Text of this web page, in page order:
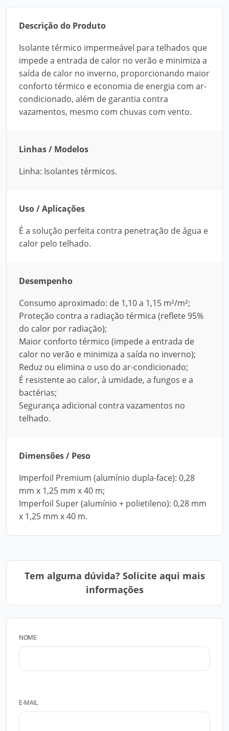
Descrição do Produto
Isolante térmico impermeável para telhados que
impede a entrada de calor no verão e minimiza a
saída de calor no inverno, proporcionando maior
conforto térmico e economia de energia com ar-
condicionado, além de garantia contra
vazamentos, mesmo com chuvas com vento.
Linhas / Modelos
Linha: Isolantes térmicos.
Uso / Aplicações
É a solução perfeita contra penetração de água e
calor pelo telhado.
Desempenho
Consumo aproximado: de 1,10 a 1,15 m²/m²;
Proteção contra a radiação térmica (reflete 95%
do calor por radiação);
Maior conforto térmico (impede a entrada de
calor no verão e minimiza a saída no inverno);
Reduz ou elimina o uso do ar-condicionado;
É resistente ao calor, à umidade, a fungos e a
bactérias;
Segurança adicional contra vazamentos no
telhado.
Dimensões / Peso
Imperfoil Premium (alumínio dupla-face): 0,28
mm x 1,25 mm x 40 m;
Imperfoil Super (alumínio + polietileno): 0,28 mm
x 1,25 mm x 40 m.
Tem alguma dúvida? Solicite aqui mais
informações
NOME
E-MAIL